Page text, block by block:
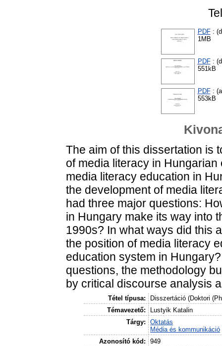
PDF:
1MB
PDF:
551kB
PDF:
553kB
The aim of this dissertation is
of media literacy in
media literacy education in
the development of media
had three major questions:
in Hungary make its way into
1990s? In what ways did this
the position of media literacy
education system in
questions, the methodology
by critical discourse analysis
Tétel típusa:
Disszertáció (Doktori
Témavezető:
Lustyik Katalin
Tárgy:
Oktatás
Média és kommunikáció
Azonosító kód:
949